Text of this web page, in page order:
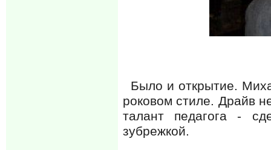
Было и открытие.
роковом стиле. Драйв
талант педагога -
зубрежкой.